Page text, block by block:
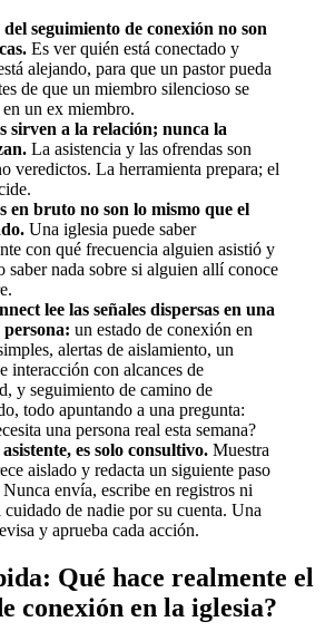
seguimiento de conexión no son
Es ver quién está conectado y
alejando, para que un pastor pueda
de que un miembro silencioso se
un ex miembro.
sirven a la relación; nunca la
La asistencia y las ofrendas son
veredictos. La herramienta prepara; el
en bruto no son lo mismo que el
Una iglesia puede saber
con qué frecuencia alguien asistió y
saber nada sobre si alguien allí conoce
lee las señales dispersas en una
un estado de conexión en
alertas de aislamiento, un
interacción con alcances de
y seguimiento de camino de
todo apuntando a una pregunta:
una persona real esta semana?
es solo consultivo. Muestra
aislado y redacta un siguiente paso
envía, escribe en registros ni
cuidado de nadie por su cuenta. Una
y aprueba cada acción.
Qué hace realmente el
conexión en la iglesia?